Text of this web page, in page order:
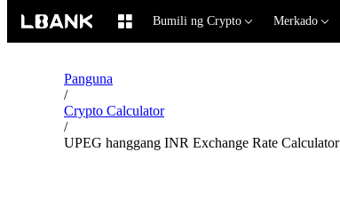
Bumili ng Crypto Merkado
Panguna
/
Crypto Calculator
/
UPEG hanggang INR Exchange Rate Calculator